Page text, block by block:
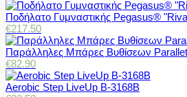
Ποδήλατο Γυμναστικής Pegasus®
€217.50
Παράλληλες Μπάρες Βυθίσεων
€82.90
Aerobic Step LiveUp B-3168B